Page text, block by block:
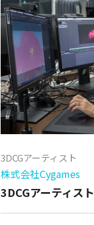
3DCGアーティスト
株式会社Cygames
3DCGアーティスト